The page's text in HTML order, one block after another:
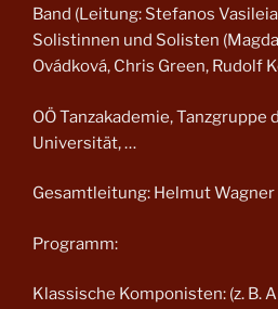
Band (Leitung: Stefanos
Solistinnen und Solisten
Ovádková, Chris Green, Rudolf
OÖ Tanzakademie, Tanzgruppe
Universität, …
Gesamtleitung: Helmut Wagner
Programm:
Klassische Komponisten: (z. B.